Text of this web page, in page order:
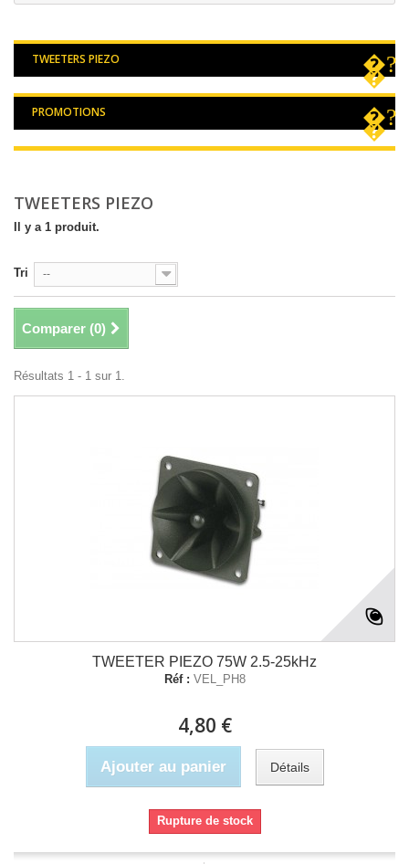
TWEETERS PIEZO
PROMOTIONS
TWEETERS PIEZO
Il y a 1 produit.
Tri --
Comparer (0)
Résultats 1 - 1 sur 1.
TWEETER PIEZO 75W 2.5-25kHz
Réf : VEL_PH8
4,80 €
Ajouter au panier Détails
Rupture de stock